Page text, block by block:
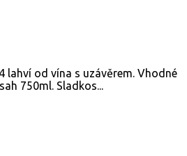
lahví od vína s uzávěrem. Vhodné
750ml. Sladkos...